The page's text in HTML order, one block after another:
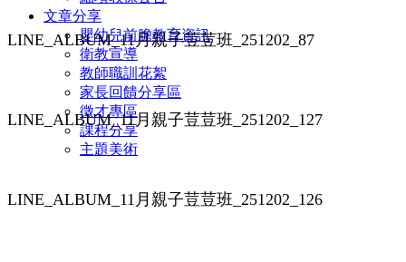
文章分享
嬰幼兒前膽教育資訊
衛教宣導
教師職訓花絮
家長回饋分享區
徵才專區
課程分享
主題美術
LINE_ALBUM_11月親子荳荳班_251202_87
LINE_ALBUM_11月親子荳荳班_251202_127
LINE_ALBUM_11月親子荳荳班_251202_126